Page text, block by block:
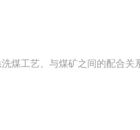
煤工艺、与煤矿之间的配合关